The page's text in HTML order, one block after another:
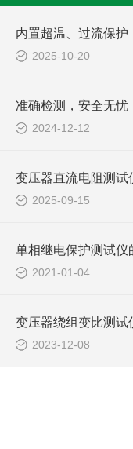
2025-10-20
2024-12-12
2025-09-15
2021-01-04
2023-12-08